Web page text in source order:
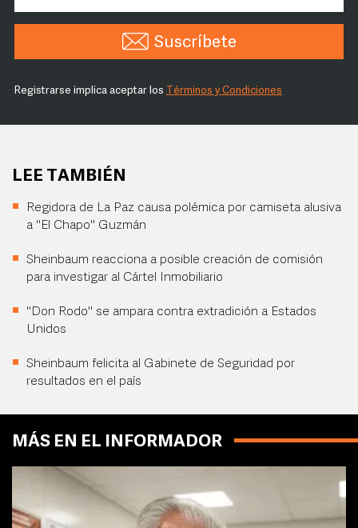
Suscríbete
Registrarse implica aceptar los Términos y Condiciones
LEE TAMBIÉN
Regidora de La Paz causa polémica por camiseta alusiva
a "El Chapo" Guzmán
Sheinbaum reacciona a posible creación de comisión
para investigar al Cártel Inmobiliario
"Don Rodo" se ampara contra extradición a Estados
Unidos
Sheinbaum felicita al Gabinete de Seguridad por
resultados en el país
MÁS EN EL INFORMADOR